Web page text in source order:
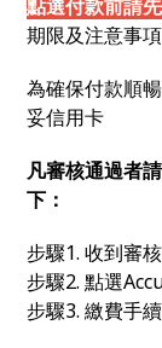
點選付款前請
期限及注意事項
為確保付款順
妥信用卡
凡審核通過者
下：
步驟1. 收到審
步驟2. 點選
步驟3. 繳費手